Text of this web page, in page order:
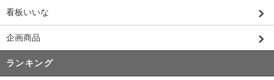
看板いいな
企画商品
ランキング